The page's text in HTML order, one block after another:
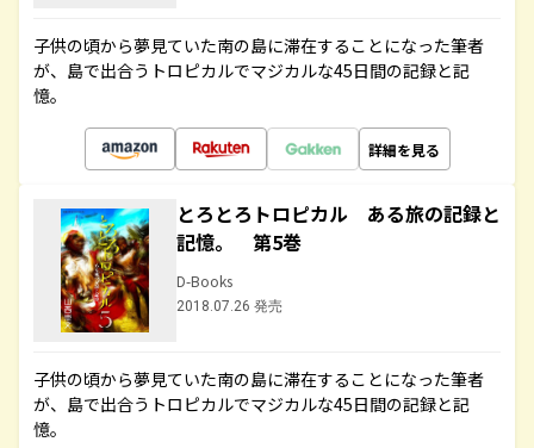
子供の頃から夢見ていた南の島に滞在することになった筆者
が、島で出合うトロピカルでマジカルな45日間の記録と記
憶。
詳細を見る
とろとろトロピカル ある旅の記録と
記憶。 第5巻
D-Books
2018.07.26 発売
子供の頃から夢見ていた南の島に滞在することになった筆者
が、島で出合うトロピカルでマジカルな45日間の記録と記
憶。